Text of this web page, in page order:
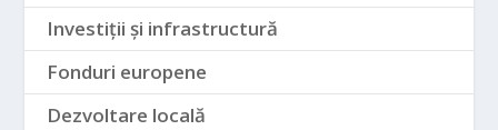
Investiții și infrastructură
Fonduri europene
Dezvoltare locală